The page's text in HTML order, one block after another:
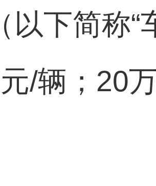
下简称“
/辆；20